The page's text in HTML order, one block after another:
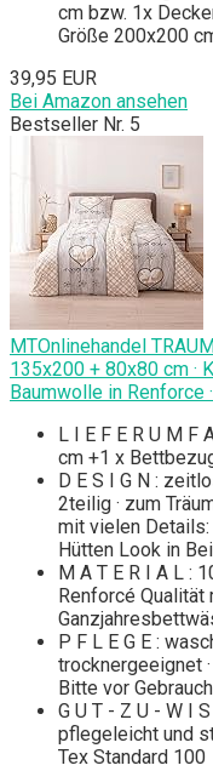
cm bzw. 1x
Größe 200x200
39,95 EUR
Bei Amazon ansehen
Bestseller Nr. 5
MTOnlinehandel
135x200 + 80x80 cm ·
Baumwolle in Renforce
L I E F E R U M
cm +1 x
D E S I G N :
2teilig · zum
mit vielen Details:
Hütten Look in
M A T E R I A L :
Renforcé
P F L E G E :
trocknergeeignet
Bitte vor
G U T - Z U - W I
pflegeleicht und
Tex Standard 100